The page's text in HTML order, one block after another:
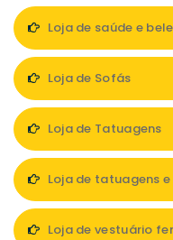
Loja de saúde e
Loja de Sofás
Loja de Tatuagens
Loja de tatuagens
Loja de vestuário